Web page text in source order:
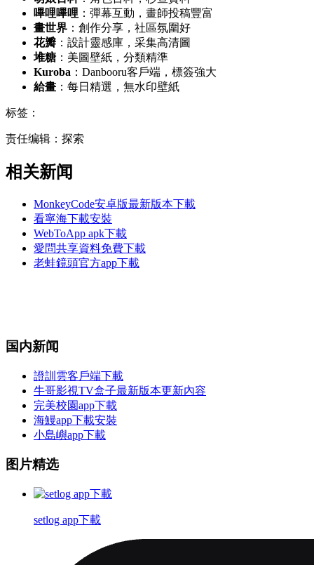
嗶哩嗶哩 ：彈幕互動，畫師投稿豐富
畫世界 ：創作分享，社區氛圍好
花瓣 ：設計靈感庫，采集高清圖
堆糖 ：美圖壁紙，分類精準
Kuroba ：Danbooru客戶端，標簽強大
給畫 ：每日精選，無水印壁紙
标签：
责任编辑：探索
相关新闻
MonkeyCode安卓版最新版本下載
看寧海下載安裝
WebToApp apk下載
愛問共享資料免費下載
老蛙鏡頭官方app下載
国内新闻
證訓雲客戶端下載
牛哥影視TV盒子最新版本更新內容
完美校園app下載
海鰻app下載安裝
小島嶼app下載
图片精选
setlog app下載